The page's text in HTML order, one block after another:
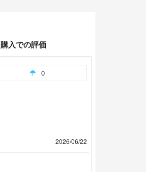
購入での評価
0
2026/06/22